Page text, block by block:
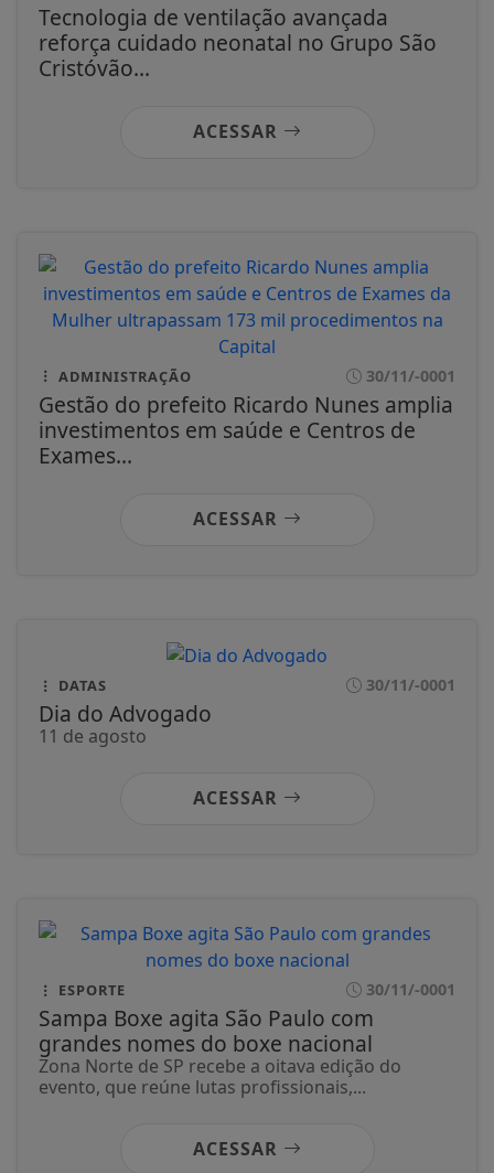
Tecnologia de ventilação avançada
reforça cuidado neonatal no Grupo São
Cristóvão...
ACESSAR
ADMINISTRAÇÃO 30/11/-0001
Gestão do prefeito Ricardo Nunes amplia
investimentos em saúde e Centros de
Exames...
ACESSAR
DATAS 30/11/-0001
Dia do Advogado
11 de agosto
ACESSAR
ESPORTE 30/11/-0001
Sampa Boxe agita São Paulo com
grandes nomes do boxe nacional
Zona Norte de SP recebe a oitava edição do
evento, que reúne lutas profissionais,...
ACESSAR